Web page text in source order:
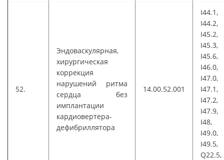
52.
Эндоваскулярная,
хирургическая
коррекция
нарушений ритма
сердца без
имплантации
кардиовертера-
дефибриллятора
14.00.52.001
I44.1,
I44.2,
I45.2,
I45.3,
I45.6,
I46.0,
I47.0,
I47.1,
I47.2,
I47.9,
I48,
I49.0,
I49.5,
Q22.5,